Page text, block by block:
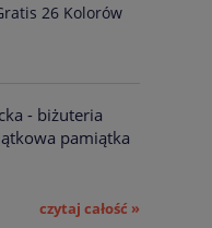
26 Kolorów
- biżuteria
pamiątka
czytaj całość »